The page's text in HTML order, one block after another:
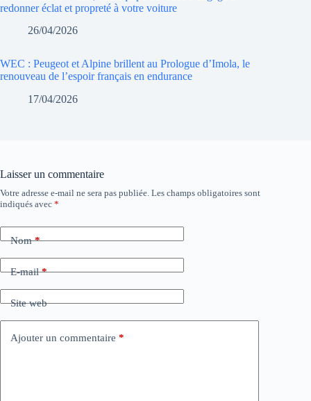
redonner éclat et propreté à votre voiture
26/04/2026
WEC : Peugeot et Alpine brillent au Prologue d’Imola, le
renouveau de l’espoir français en endurance
17/04/2026
Laisser un commentaire
Votre adresse e-mail ne sera pas publiée. Les champs obligatoires sont
indiqués avec *
Nom*
E-mail*
Site web
Ajouter un commentaire *